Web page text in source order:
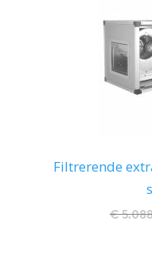
Filtrerende
€